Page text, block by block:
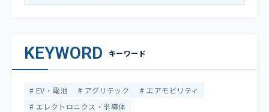
KEYWORD キーワード
EV・電池 アグリテック
エアモビリティ
エレクトロニクス・半導体